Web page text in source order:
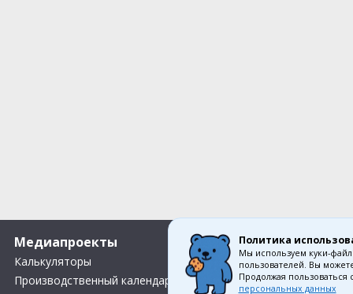
Медиапроекты
Калькуляторы
Производственный календарь
О компании
Вакансии
О нас
Политика
Мы используем куки-
пользователей. Вы
Продолжая
персональных данных